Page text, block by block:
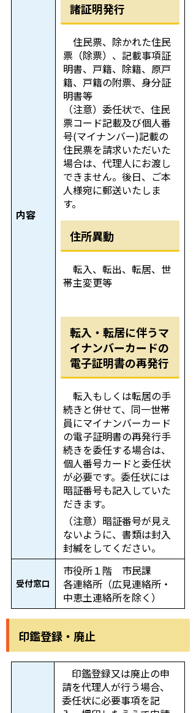
内容
諸証明発行
住民票、除かれた住民
票（除票）、記載事項証
明書、戸籍、除籍、原戸
籍、戸籍の附票、身分証
明書等
（注意）委任状で、住民
票コード記載及び個人番
号(マイナンバー)記載の
住民票を請求いただいた
場合は、代理人にお渡し
できません。後日、ご本
人様宛に郵送いたしま
す。
住所異動
転入、転出、転居、世
帯主変更等
転入・転居に伴うマ
イナンバーカードの
電子証明書の再発行
転入もしくは転居の手
続きと併せて、同一世帯
員にマイナンバーカード
の電子証明書の再発行手
続きを委任する場合は、
個人番号カードと委任状
が必要です。委任状には
暗証番号も記入していた
だきます。
（注意）暗証番号が見え
ないように、書類は封入
封緘をしてください。
受付窓口
市役所１階 市民課
各連絡所（広見連絡所・
中恵土連絡所を除く）
印鑑登録・廃止
印鑑登録又は廃止の申
請を代理人が行う場合、
委任状に必要事項を記